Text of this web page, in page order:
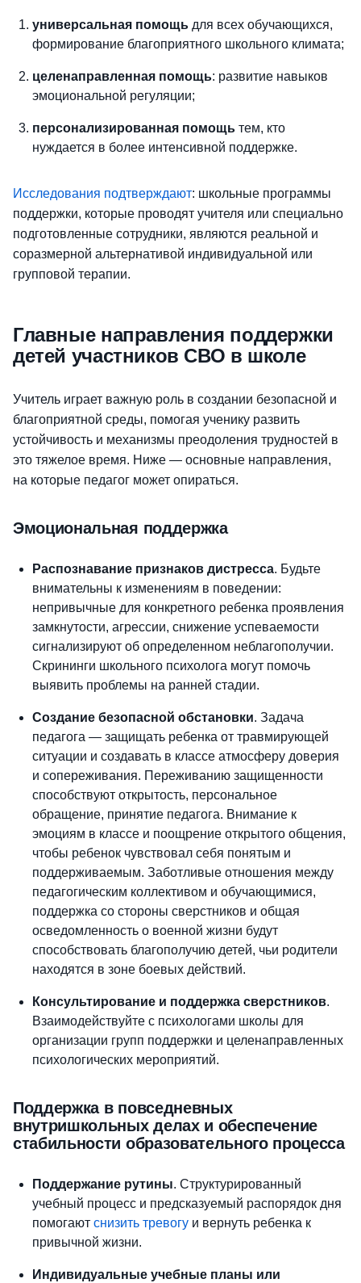
универсальная помощь для всех обучающихся,
формирование благоприятного школьного климата;
целенаправленная помощь: развитие навыков
эмоциональной регуляции;
персонализированная помощь тем, кто
нуждается в более интенсивной поддержке.
Исследования подтверждают: школьные программы
поддержки, которые проводят учителя или специально
подготовленные сотрудники, являются реальной и
соразмерной альтернативой индивидуальной или
групповой терапии.
Главные направления поддержки
детей участников СВО в школе
Учитель играет важную роль в создании безопасной и
благоприятной среды, помогая ученику развить
устойчивость и механизмы преодоления трудностей в
это тяжелое время. Ниже — основные направления,
на которые педагог может опираться.
Эмоциональная поддержка
Распознавание признаков дистресса. Будьте
внимательны к изменениям в поведении:
непривычные для конкретного ребенка проявления
замкнутости, агрессии, снижение успеваемости
сигнализируют об определенном неблагополучии.
Скрининги школьного психолога могут помочь
выявить проблемы на ранней стадии.
Создание безопасной обстановки. Задача
педагога — защищать ребенка от травмирующей
ситуации и создавать в классе атмосферу доверия
и сопереживания. Переживанию защищенности
способствуют открытость, персональное
обращение, принятие педагога. Внимание к
эмоциям в классе и поощрение открытого общения,
чтобы ребенок чувствовал себя понятым и
поддерживаемым. Заботливые отношения между
педагогическим коллективом и обучающимися,
поддержка со стороны сверстников и общая
осведомленность о военной жизни будут
способствовать благополучию детей, чьи родители
находятся в зоне боевых действий.
Консультирование и поддержка сверстников.
Взаимодействуйте с психологами школы для
организации групп поддержки и целенаправленных
психологических мероприятий.
Поддержка в повседневных
внутришкольных делах и обеспечение
стабильности образовательного процесса
Поддержание рутины. Структурированный
учебный процесс и предсказуемый распорядок дня
помогают снизить тревогу и вернуть ребенка к
привычной жизни.
Индивидуальные учебные планы или